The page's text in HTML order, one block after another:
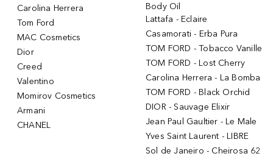
Carolina Herrera
Tom Ford
MAC Cosmetics
Dior
Creed
Valentino
Momirov Cosmetics
Armani
CHANEL
Body Oil
Lattafa - Eclaire
Casamorati - Erba Pura
TOM FORD - Tobacco Vanille
TOM FORD - Lost Cherry
Carolina Herrera - La Bomba
TOM FORD - Black Orchid
DIOR - Sauvage Elixir
Jean Paul Gaultier - Le Male
Yves Saint Laurent - LIBRE
Sol de Janeiro - Cheirosa 62